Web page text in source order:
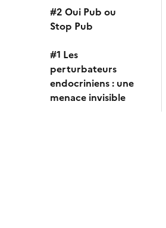
#2 Oui Pub ou
Stop Pub
#1 Les
perturbateurs
endocriniens : une
menace invisible